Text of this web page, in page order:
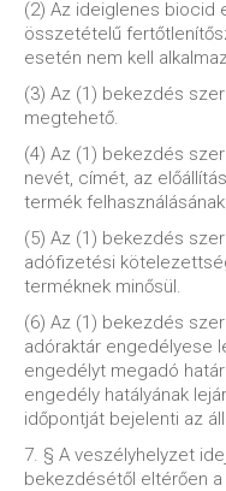
(2) Az ideiglenes biocid
összetételű
esetén nem kell
(3) Az (1) bekezdés
megtehető.
(4) Az (1) bekezdés
nevét, címét, az
termék
(5) Az (1) bekezdés
adófizetési
terméknek minősül.
(6) Az (1) bekezdés
adóraktár engedélyese
engedélyt megadó
engedély hatályának
időpontját bejelenti az
7. § A veszélyhelyzet
bekezdésétől eltérően